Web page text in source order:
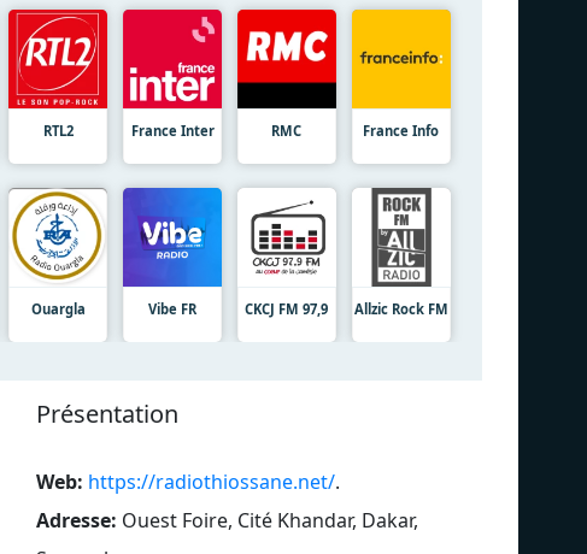
RTL2 France Inter RMC France Info
Ouargla Vibe FR CKCJ FM 97,9 Allzic Rock FM
Présentation
Web: https://radiothiossane.net/.
Adresse: Ouest Foire, Cité Khandar, Dakar,